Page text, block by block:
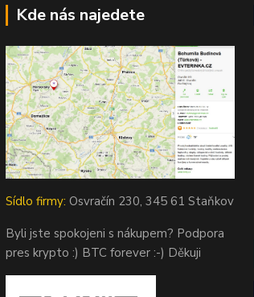
Kde nás najedete
Sídlo firmy: Osvračín 230, 345 61 Staňkov
Byli jste spokojeni s nákupem? Podpora
pres krypto :) BTC forever :-) Děkuji